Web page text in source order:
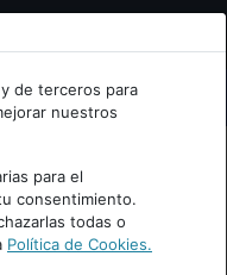
de terceros para
nuestros
para el
consentimiento.
todas o
Política de Cookies.